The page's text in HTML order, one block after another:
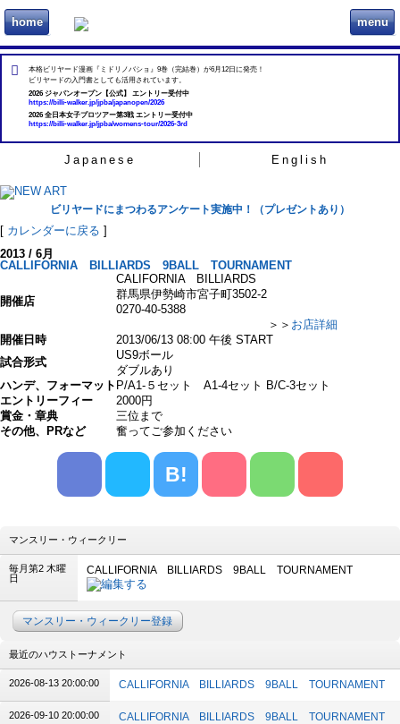
home ビリヲカ menu
本格ビリヤード漫画『ミドリノバショ』9巻（完結巻）が6月12日に発売！
ビリヤードの入門書としても活用されています。
2026 ジャパンオープン【公式】 エントリー受付中
https://billi-walker.jp/jpba/japanopen/2026
2026 全日本女子プロツアー第3戦 エントリー受付中
https://billi-walker.jp/jpba/womens-tour/2026-3rd
Japanese English
ビリヤードにまつわるアンケート実施中！（プレゼントあり）
[ カレンダーに戻る ]
2013 / 6月
CALLIFORNIA BILLIARDS 9BALL TOURNAMENT
開催店
CALIFORNIA BILLIARDS
群馬県伊勢崎市宮子町3502-2
0270-40-5388
＞＞ お店詳細
開催日時
2013/06/13 08:00 午後 START
試合形式
US9ボール
ダブルあり
ハンデ、フォーマット P/A1-５セット A1-4セット B/C-3セット
エントリーフィー
2000円
賞金・章典
三位まで
その他、PRなど
奮ってご参加ください
B!
マンスリー・ウィークリー
毎月第2 木曜
日
CALLIFORNIA BILLIARDS 9BALL TOURNAMENT
マンスリー・ウィークリー登録
最近のハウストーナメント
2026-08-13 20:00:00 CALLIFORNIA BILLIARDS 9BALL TOURNAMENT
2026-09-10 20:00:00 CALLIFORNIA BILLIARDS 9BALL TOURNAMENT